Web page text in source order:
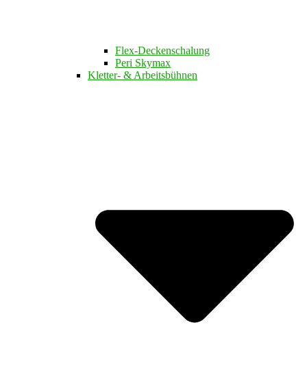
Flex-Deckenschalung
Peri Skymax
Kletter- & Arbeitsbühnen